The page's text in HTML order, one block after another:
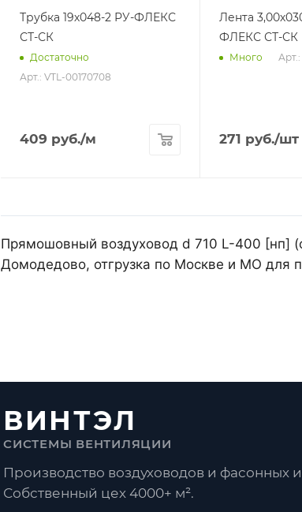
Трубка 19х048-2 РУ-ФЛЕКС
СТ-СК
Достаточно
Арт.: VTL-00170708
409 руб./м
Лента
ФЛЕКС СТ-СК
Много
271 руб./шт
Прямошовный воздуховод d 710 L-400 [нп]
Домодедово, отгрузка по Москве и МО для
ВИНТЭЛ
СИСТЕМЫ ВЕНТИЛЯЦИИ
Производство воздуховодов и фасонных
Собственный цех 4000+ м².